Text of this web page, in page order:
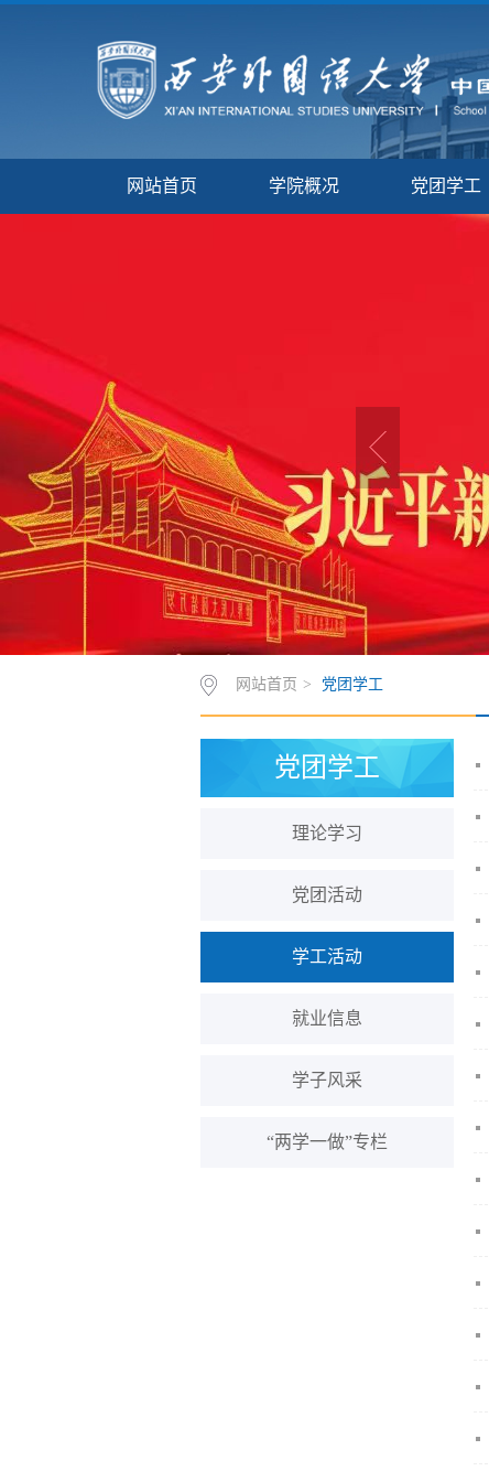
网站首页 学院概况 党团学工
网站首页 > 党团学工
党团学工
理论学习
党团活动
学工活动
就业信息
学子风采
“两学一做”专栏